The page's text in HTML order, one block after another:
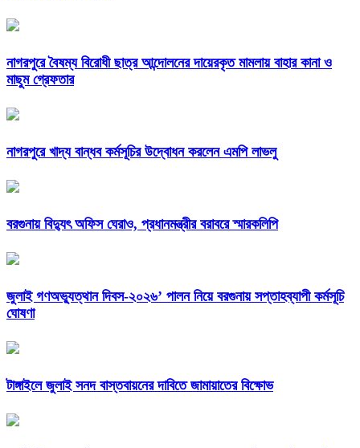
নাগরপুরে বৈষম্য বিরোধী ছাত্র আন্দোলনের দায়েরকৃত মামলায় বাহার কানা ও
মাছুম গ্রেফতার
নাগরপুরে খাদ্য বান্ধব কর্মসূচির উদ্বোধন করলেন এমপি লাভলু
বরগুনায় বিদ্যুৎ অফিস ঘেরাও, প্রধানমন্ত্রীর বরাবরে স্মারকলিপি
জুলাই গণঅভ্যুত্থান দিবস-২০২৬’ পালন নিয়ে বরগুনায় সপ্তাহব্যাপী কর্মসূচি
ঘোষণা
টাঙ্গাইলে জুলাই সনদ বাস্তবায়নের দাবিতে জামায়াতের বিক্ষোভ